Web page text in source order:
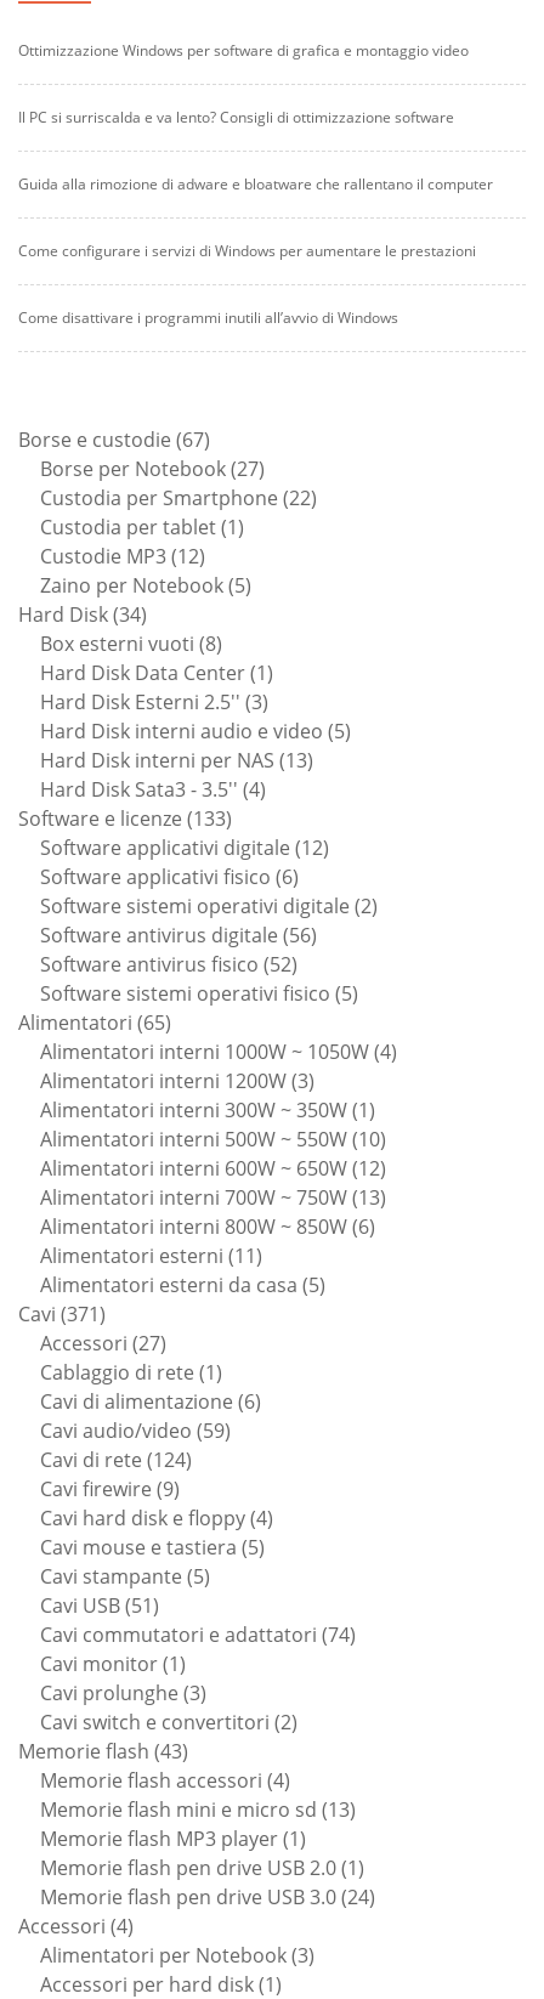
Ottimizzazione Windows per software di grafica e montaggio video
Il PC si surriscalda e va lento? Consigli di ottimizzazione software
Guida alla rimozione di adware e bloatware che rallentano il computer
Come configurare i servizi di Windows per aumentare le prestazioni
Come disattivare i programmi inutili all’avvio di Windows
Borse e custodie 6767
prodotti
Borse per Notebook 2727
prodotti
Custodia per Smartphone 2222
Custodia per tablet 11
Custodie MP3 1212
prodotti
Zaino per Notebook 55
Hard Disk 3434
prodotti
Box esterni vuoti 88
prodotti
Hard Disk Data Center 11
prodotto
Hard Disk Esterni 2.5'' 33
prodotti
Hard Disk interni audio e video 55
Hard Disk interni per NAS 1313
Hard Disk Sata3 - 3.5'' 44
Software e licenze 133133
prodotti
Software applicativi digitale 1212
Software applicativi fisico 66
prodotti
Software sistemi operativi digitale 22
Software antivirus digitale 5656
Software antivirus fisico 5252
prodotti
Software sistemi operativi fisico 55
Alimentatori 6565
prodotti
Alimentatori interni 1000W ~ 1050W 44
Alimentatori interni 1200W 33
prodotti
Alimentatori interni 300W ~ 350W 11
prodotto
Alimentatori interni 500W ~ 550W 1010
prodotti
Alimentatori interni 600W ~ 650W 1212
prodotti
Alimentatori interni 700W ~ 750W 1313
Alimentatori interni 800W ~ 850W 66
Alimentatori esterni 1111
prodotti
Alimentatori esterni da casa 55
Cavi 371371
prodotti
Accessori 2727
prodotti
Cablaggio di rete 11
prodotto
Cavi di alimentazione 66
Cavi audio/video 5959
Cavi di rete 124124
Cavi firewire 99
prodotti
Cavi hard disk e floppy 44
Cavi mouse e tastiera 55
Cavi stampante 55
Cavi USB 5151
prodotti
Cavi commutatori e adattatori 7474
Cavi monitor 11
prodotto
Cavi prolunghe 33
prodotti
Cavi switch e convertitori 22
Memorie flash 4343
prodotti
Memorie flash accessori 44
prodotti
Memorie flash mini e micro sd 1313
Memorie flash MP3 player 11
prodotto
Memorie flash pen drive USB 2.0 11
prodotto
Memorie flash pen drive USB 3.0 2424
Accessori 44
prodotti
Alimentatori per Notebook 33
Accessori per hard disk 11